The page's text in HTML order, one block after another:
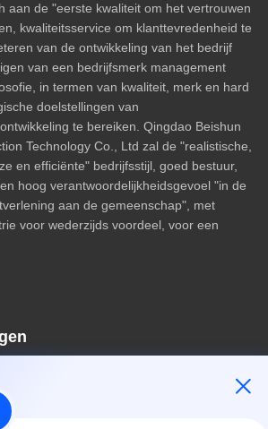
aan de "eerste kwaliteit om het vertrouwen
kwaliteitsservice om klanttevredenheid te
van de ontwikkeling van het bedrijf
van een bedrijfsmerk management
in termen van kwaliteit, merk en hard
doelstellingen van
te bereiken. Qingdao Beishun
Technology Co., Ltd zal de "realistische,
en efficiënte" bedrijfsstijl, goed bestuur,
hoog verantwoordelijkheidsgevoel "in de
aan de gemeenschap", met
voor wederzijds voordeel, voor een